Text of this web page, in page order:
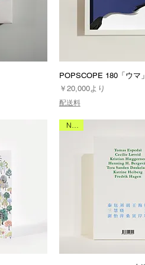
POPSCOPE 180「ウマ」
￥20,000より
セール価格
配送料